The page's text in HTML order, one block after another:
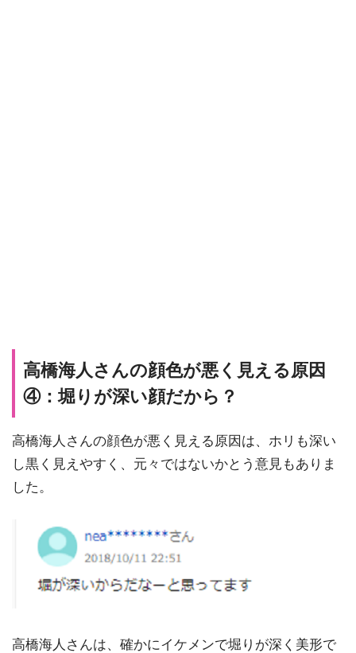
高橋海人さんの顔色が悪く見える原因
④：堀りが深い顔だから？
高橋海人さんの顔色が悪く見える原因は、ホリも深い
し黒く見えやすく、元々ではないかとう意見もありま
した。
高橋海人さんは、確かにイケメンで堀りが深く美形で